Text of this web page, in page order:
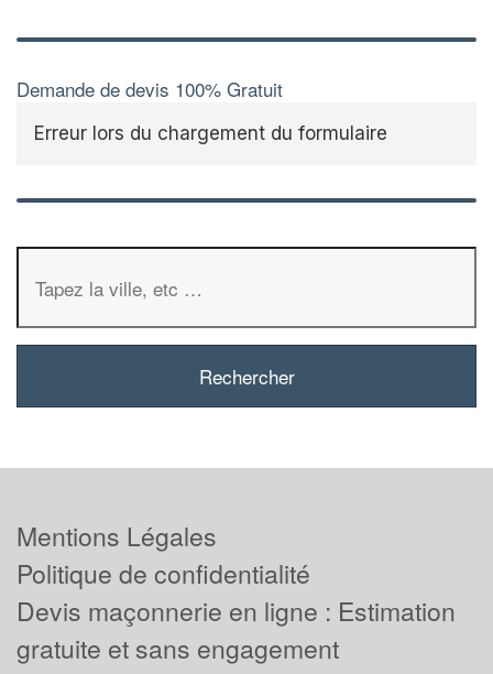
Demande de devis 100% Gratuit
Erreur lors du chargement du formulaire
Mentions Légales
Politique de confidentialité
Devis maçonnerie en ligne : Estimation
gratuite et sans engagement